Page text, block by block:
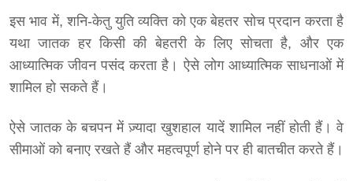
इस भाव में, शनि-केतु युति व्यक्ति को एक बेहतर सोच प्रदान करता है
यथा जातक हर किसी की बेहतरी के लिए सोचता है, और एक
आध्यात्मिक जीवन पसंद करता है। ऐसे लोग आध्यात्मिक साधनाओं में
शामिल हो सकते हैं।
ऐसे जातक के बचपन में ज़्यादा खुशहाल यादें शामिल नहीं होती हैं। वे
सीमाओं को बनाए रखते हैं और महत्वपूर्ण होने पर ही बातचीत करते हैं।